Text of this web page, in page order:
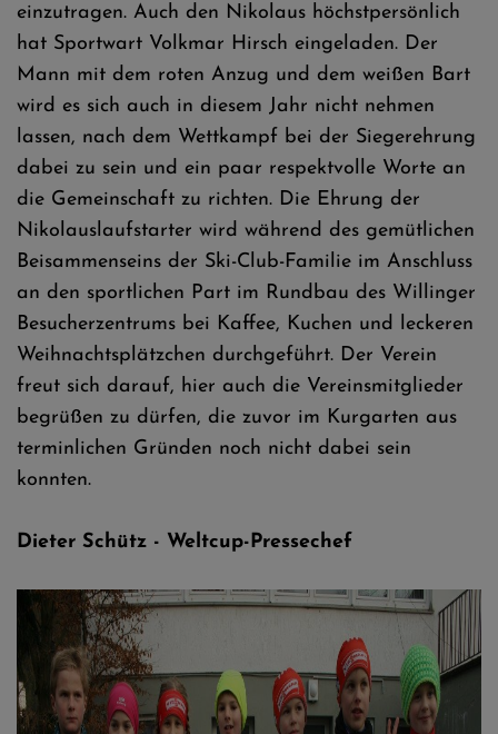
einzutragen. Auch den Nikolaus höchstpersönlich
hat Sportwart Volkmar Hirsch eingeladen. Der
Mann mit dem roten Anzug und dem weißen Bart
wird es sich auch in diesem Jahr nicht nehmen
lassen, nach dem Wettkampf bei der Siegerehrung
dabei zu sein und ein paar respektvolle Worte an
die Gemeinschaft zu richten. Die Ehrung der
Nikolauslaufstarter wird während des gemütlichen
Beisammenseins der Ski-Club-Familie im Anschluss
an den sportlichen Part im Rundbau des Willinger
Besucherzentrums bei Kaffee, Kuchen und leckeren
Weihnachtsplätzchen durchgeführt. Der Verein
freut sich darauf, hier auch die Vereinsmitglieder
begrüßen zu dürfen, die zuvor im Kurgarten aus
terminlichen Gründen noch nicht dabei sein
konnten.
Dieter Schütz - Weltcup-Pressechef